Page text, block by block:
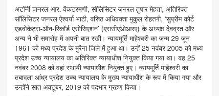
अटॉर्नी जनरल आर. वेंकटरमणी, सॉलिसिटर जनरल तुषार मेहता, अतिरिक्त
सॉलिसिटर जनरल ऐश्वर्या भाटी, वरिष्ठ अधिवक्ता मुकुल रोहतगी, ‘सुप्रीम कोर्ट
एडवोकेट्स-ऑन-रिकॉर्ड एसोसिएशन’ (एससीएओआरए) के अध्यक्ष देवव्रत और
अन्य ने भी समारोह में अपनी बात रखी। न्यायमूर्ति माहेश्वरी का जन्म 29 जून
1961 को मध्य प्रदेश के मुरैना जिले में हुआ था। उन्हें 25 नवंबर 2005 को मध्य
प्रदेश उच्च न्यायालय का अतिरिक्त न्यायाधीश नियुक्त किया गया था। वह 25
नवंबर 2008 को वहां स्थायी न्यायाधीश नियुक्त हुए। न्यायमूर्ति माहेश्वरी का
तबादला आंध्र प्रदेश उच्च न्यायालय के मुख्य न्यायाधीश के रूप में किया गया और
उन्होंने सात अक्टूबर, 2019 को पदभार ग्रहण किया।